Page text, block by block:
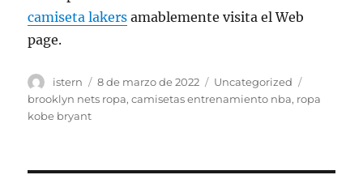
camiseta lakers amablemente visita el Web
page.
Autor
istern
Publicado
el
8 de marzo de 2022 Categorías
Uncategorized
brooklyn nets ropa,camisetas entrenamiento nba, ropa
kobe bryant